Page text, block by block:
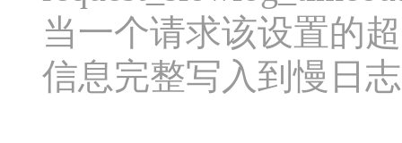
当一个请求该设置的
信息完整写入到慢日